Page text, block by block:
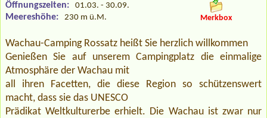
Öffnungszeiten: 01.03. - 30.09.
Meereshöhe: 230 m ü.M. Merkbox
Wachau-Camping Rossatz heißt Sie herzlich willkommen
Genießen Sie auf unserem Campingplatz die einmalige
Atmosphäre der Wachau mit
all ihren Facetten, die diese Region so schützenswert
macht, dass sie das UNESCO
Prädikat Weltkulturerbe erhielt. Die Wachau ist zwar nur